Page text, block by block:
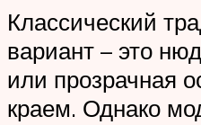
Классический
вариант – это
или прозрачная
краем. Однако